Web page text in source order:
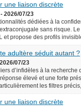
une liaison discrète
2026/07/23
dédiées à la
sans risque.
et propose des profils
adultère séduit autant ?
07/23
d’infidèles à la recherche
élevé et une forte
les filtres
une liaison discrète